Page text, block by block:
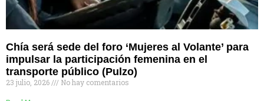
Chía será sede del foro ‘Mujeres al Volante’ para
impulsar la participación femenina en el
transporte público (Pulzo)
23 julio, 2026 No hay comentarios